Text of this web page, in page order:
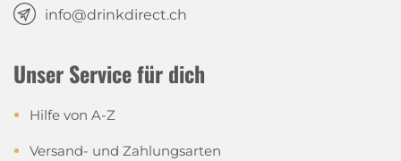
info@drinkdirect.ch
Unser Service für dich
Hilfe von A-Z
Versand- und Zahlungsarten